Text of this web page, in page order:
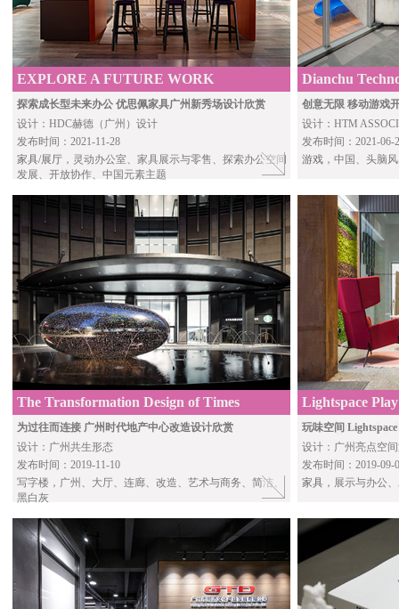
EXPLORE A FUTURE WORK
探索成长型未来办公 优思佩家具广州新秀场设计欣赏
设计：HDC赫德（广州）设计
发布时间：2021-11-28
家具/展厅 ，灵动办公室、家具展示与零售、探索办公空间
发展、开放协作、中国元素主题
Dianchu
HTM Associates
创意无限 移动游戏
设计：HTM
发布时间：2021-06-
游戏 ，中国、头脑
The Transformation Design of Times
Property Center
为过往而连接 广州时代地产中心改造设计欣赏
设计：广州共生形态
发布时间：2019-11-10
写字楼，广州、大厅、连廊、改造、艺术与商务、简洁、
黑白灰
Lightspace
Guangzhou by
玩味空间
设计：广州亮点空
发布时间：2019-09-
家具 ，展示与办公